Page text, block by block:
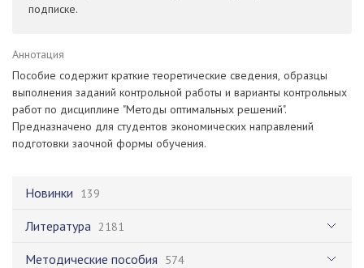
Новинки 139
Литература 2181
Методические пособия 574
подписке.
Аннотация
Пособие содержит краткие теоретические сведения, образцы
выполнения заданий контрольной работы и варианты контрольных
работ по дисциплине "Методы оптимальных решений".
Предназначено для студентов экономических направлений
подготовки заочной формы обучения.